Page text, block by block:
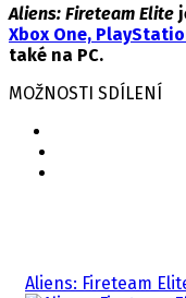
Aliens: Fireteam Elite
Xbox One,
také na PC.
MOŽNOSTI SDÍLENÍ
Aliens: Fireteam